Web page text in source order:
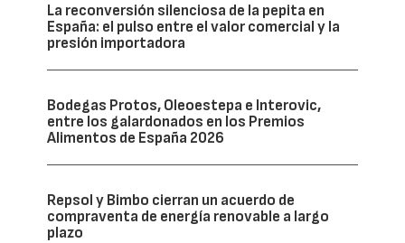
La reconversión silenciosa de la pepita en
España: el pulso entre el valor comercial y la
presión importadora
Bodegas Protos, Oleoestepa e Interovic,
entre los galardonados en los Premios
Alimentos de España 2026
Repsol y Bimbo cierran un acuerdo de
compraventa de energía renovable a largo
plazo